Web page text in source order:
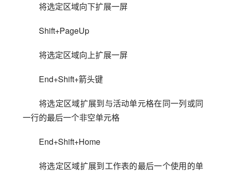
将选定区域向下扩展一屏
Shift+PageUp
将选定区域向上扩展一屏
End+Shift+箭头键
将选定区域扩展到与活动单元格在同一列或同
一行的最后一个非空单元格
End+Shift+Home
将选定区域扩展到工作表的最后一个使用的单